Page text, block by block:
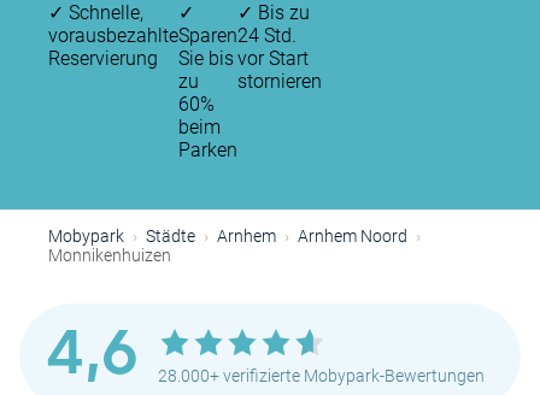
✓ Schnelle,
vorausbezahlte
Reservierung
✓
Sparen
Sie bis
zu
60%
beim
Parken
✓ Bis zu
24 Std.
vor Start
stornieren
Mobypark Städte Arnhem
Arnhem Noord
Monnikenhuizen
4,6 28.000+ verifizierte Mobypark-Bewertungen